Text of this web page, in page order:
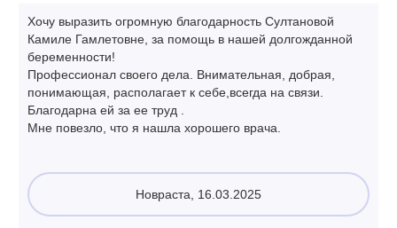
Хочу выразить огромную благодарность Султановой
Камиле Гамлетовне, за помощь в нашей долгожданной
беременности!
Профессионал своего дела. Внимательная, добрая,
понимающая, располагает к себе,всегда на связи.
Благодарна ей за ее труд .
Мне повезло, что я нашла хорошего врача.
Новраста, 16.03.2025